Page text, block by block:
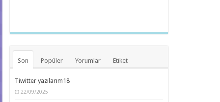
Son Popüler Yorumlar Etiket
Tiwitter yazılarım18
22/09/2025